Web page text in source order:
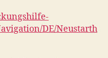
DE/Neustarth